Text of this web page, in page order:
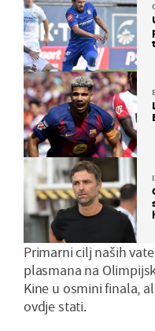
Primarni cilj naših
plasmana na
Kine u osmini finala,
ovdje stati.